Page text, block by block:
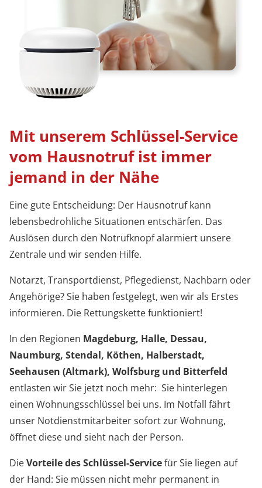
Mit unserem Schlüssel-Service
vom Hausnotruf ist immer
jemand in der Nähe
Eine gute Entscheidung: Der Hausnotruf kann
lebensbedrohliche Situationen entschärfen. Das
Auslösen durch den Notrufknopf alarmiert unsere
Zentrale und wir senden Hilfe.
Notarzt, Transportdienst, Pflegedienst, Nachbarn oder
Angehörige? Sie haben festgelegt, wen wir als Erstes
informieren. Die Rettungskette funktioniert!
In den Regionen Magdeburg, Halle, Dessau,
Naumburg, Stendal, Köthen, Halberstadt,
Seehausen (Altmark), Wolfsburg und Bitterfeld
entlasten wir Sie jetzt noch mehr: Sie hinterlegen
einen Wohnungsschlüssel bei uns. Im Notfall fährt
unser Notdienstmitarbeiter sofort zur Wohnung,
öffnet diese und sieht nach der Person.
DieVorteile des Schlüssel-Servicefür Sie liegen auf
der Hand: Sie müssen nicht mehr permanent in